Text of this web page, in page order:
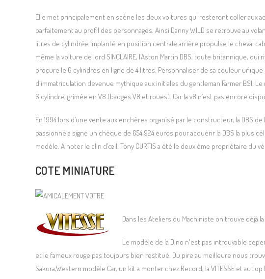
Elle met principalement en scène les deux voitures qui resteront coller aux
parfaitement au profil des personnages. Ainsi Danny WILD se retrouve au
litres de cylindrée implanté en position centrale arrière propulse le cheval
même la voiture de lord SINCLAIRE, l’Aston Martin DBS, toute britannique,
procure le 6 cylindres en ligne de 4 litres. Personnaliser de sa couleur unique
d'immatriculation devenue mythique aux initiales du gentleman Farmer BS1.
6 cylindre, grimée en V8 (badges V8 et roues). Car la v8 n’est pas encore
En 1994 lors d’une vente aux enchères organisé par le constructeur, la DBS
passionné a signé un chèque de 654 924 euros pour acquérir la DBS la plus
modèle. A noter le clin d’œil, Tony CURTIS a été le deuxième propriétaire du
COTE MINIATURE
Dans les Ateliers du Machiniste on trouve déjà
Le modèle de la Dino n'est pas introuvable
et le fameux rouge pas toujours bien restitué. Du pire au meilleure nous
Sakura,Western modèle Car, un kit a monter chez Record, la VITESSE et au top